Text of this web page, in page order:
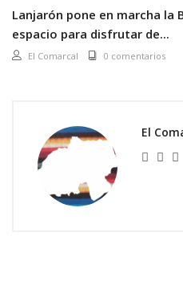
Lanjarón pone en marcha la
espacio para disfrutar de...
El Comarcal 0 comentarios
El